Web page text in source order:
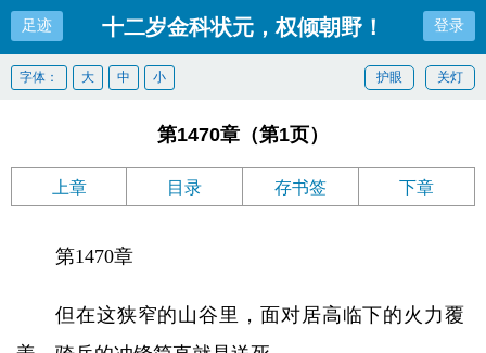
足迹 十二岁金科状元，权倾朝野！ 登录
关灯
护眼
字体： 大 中 小
第1470章（第1页）
上章 目录 存书签 下章
第1470章
但在这狭窄的山谷里，面对居高临下的火力覆